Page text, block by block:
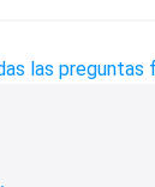
las preguntas